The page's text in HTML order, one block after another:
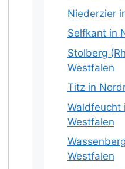
Niederzier
Selfkant in
Stolberg
Westfalen
Titz in
Waldfeucht
Westfalen
Westfalen